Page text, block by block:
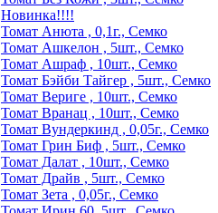
Новинка!!!!
Томат Анюта , 0,1г., Семко
Томат Ашкелон , 5шт., Семко
Томат Ашраф , 10шт., Семко
Томат Бэйби Тайгер , 5шт., Семко
Томат Вериге , 10шт., Семко
Томат Вранац , 10шт., Семко
Томат Вундеркинд , 0,05г., Семко
Томат Грин Биф , 5шт., Семко
Томат Далат , 10шт., Семко
Томат Драйв , 5шт., Семко
Томат Зета , 0,05г., Семко